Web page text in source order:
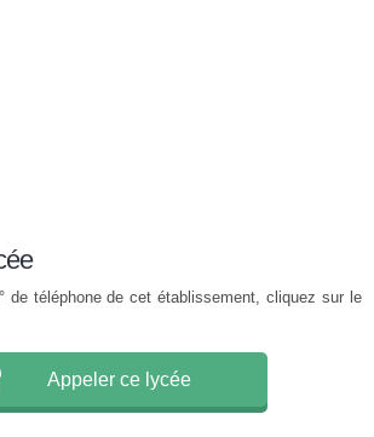
de téléphone de cet établissement, cliquez sur le
Appeler ce lycée